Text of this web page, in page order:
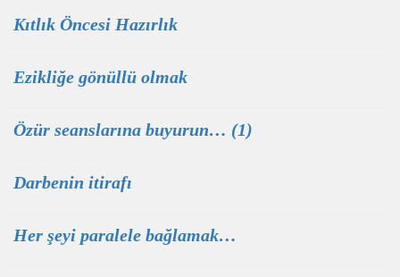
Kıtlık Öncesi Hazırlık
Ezikliğe gönüllü olmak
Özür seanslarına buyurun… (1)
Darbenin itirafı
Her şeyi paralele bağlamak…